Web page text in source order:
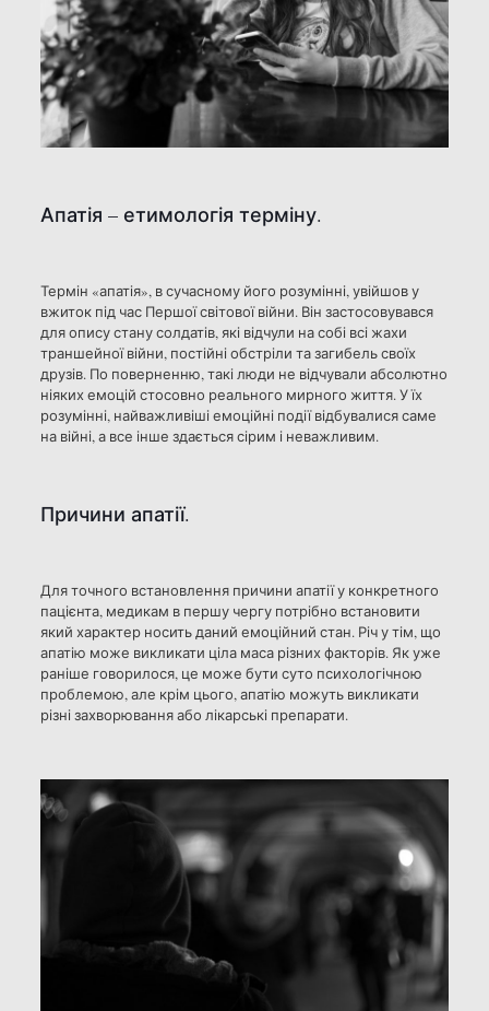
Апатія – етимологія терміну.
Термін «апатія», в сучасному його розумінні, увійшов у
вжиток під час Першої світової війни. Він застосовувався
для опису стану солдатів, які відчули на собі всі жахи
траншейної війни, постійні обстріли та загибель своїх
друзів. По поверненню, такі люди не відчували абсолютно
ніяких емоцій стосовно реального мирного життя. У їх
розумінні, найважливіші емоційні події відбувалися саме
на війні, а все інше здається сірим і неважливим.
Причини апатії.
Для точного встановлення причини апатії у конкретного
пацієнта, медикам в першу чергу потрібно встановити
який характер носить даний емоційний стан. Річ у тім, що
апатію може викликати ціла маса різних факторів. Як уже
раніше говорилося, це може бути суто психологічною
проблемою, але крім цього, апатію можуть викликати
різні захворювання або лікарські препарати.